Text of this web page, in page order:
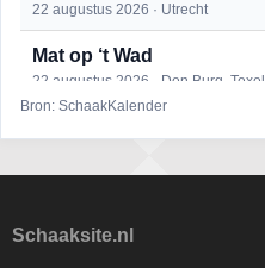
22 augustus 2026 · Utrecht
Mat op ‘t Wad
22 augustus 2026 · Den Burg, Texel
23 augustus 2026 · Utrecht
Bron: SchaakKalender
Schaaksite.nl